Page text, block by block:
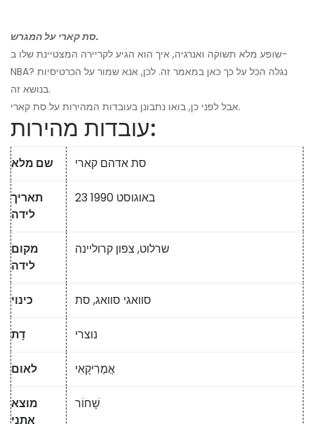
סת קארי על המגרש.
שופע מלא תשוקה ואנרגיה, איך הוא הגיע לקריירה המצטיינת שלו ב-
NBA? נגלה הכל על כך כאן במאמר זה. לכן, אנא שמור על הכרטיסיות
בנושא זה.
אבל לפני כן, בואו נתבונן בעובדות המהירות על סת קארי.
עובדות מהירות:
שם מלא סת אדהם קארי
תאריך
לידה
23 באוגוסט 1990
מקום
לידה
שרלוט, צפון קרוליינה
כינוי סוואגי סוואג, סת
דָת נוצרי
לאום אֲמֶרִיקָאִי
מוצא
אתני
שָׁחוֹר